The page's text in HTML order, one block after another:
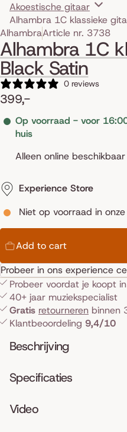
Akoestische gitaar
Alhambra 1C klassieke
Skip to product
AlhambraArticle nr. 3738
Alhambra 1C
Black Satin
0 reviews
399,-
Op voorraad - voor
huis
Alleen online beschikbaar
Experience Store
Niet op voorraad in
Add to cart
Probeer in ons experience
Probeer voordat je koopt
40+ jaar muziekspecialist
Gratis retourneren binnen
Klantbeoordeling 9,4/10
Beschrijving
Specificaties
Video